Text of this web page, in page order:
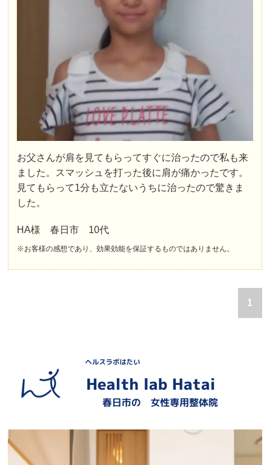
お父さんが肩を見てもらってすぐに治ったので私も来
ました。スマッシュを打った後に肩が痛かったです。
見てもらって1分も立たないうちに治ったので驚きま
した。
HA様 春日市 10代
※お客様の感想であり、効果効能を保証するものではありません。
1